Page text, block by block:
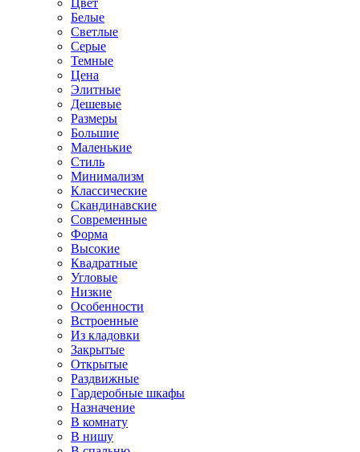
Цвет
Белые
Светлые
Серые
Темные
Цена
Элитные
Дешевые
Размеры
Большие
Маленькие
Стиль
Минимализм
Классические
Скандинавские
Современные
Форма
Высокие
Квадратные
Угловые
Низкие
Особенности
Встроенные
Из кладовки
Закрытые
Открытые
Раздвижные
Гардеробные шкафы
Назначение
В комнату
В нишу